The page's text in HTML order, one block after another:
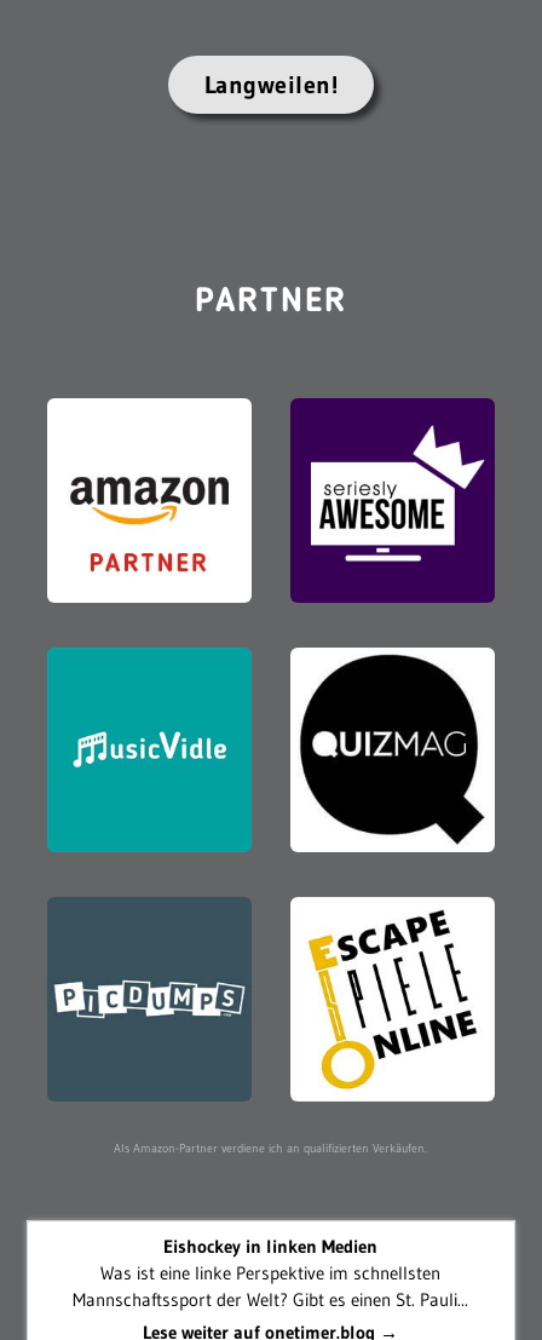
Langweilen!
PARTNER
Als Amazon-Partner verdiene ich an qualifizierten Verkäufen.
Eishockey in linken Medien
Was ist eine linke Perspektive im schnellsten
Mannschaftssport der Welt? Gibt es einen St. Pauli...
Lese weiter auf onetimer.blog →